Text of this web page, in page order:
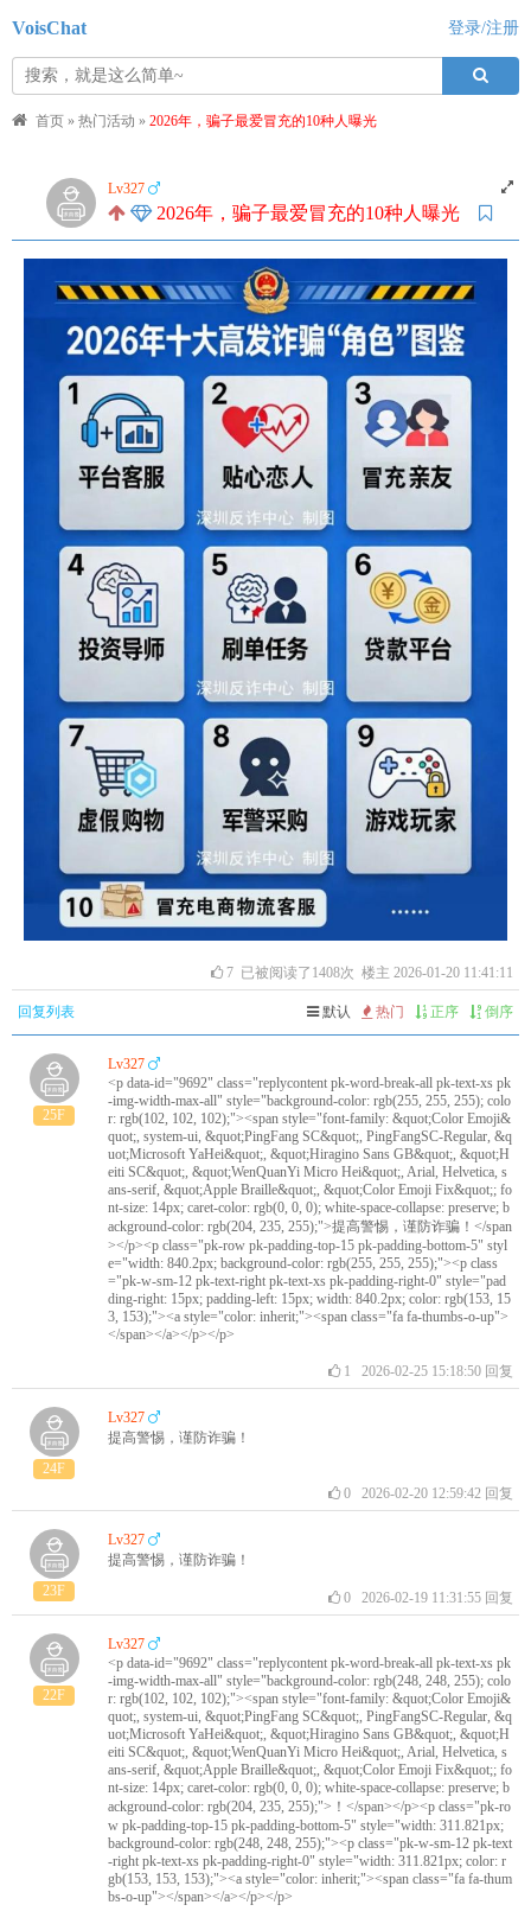
VoisChat 登录/注册
首页 » 热门活动 » 2026年，骗子最爱冒充的10种人曝光
Lv327
2026年，骗子最爱冒充的10种人曝光
7 已被阅读了1408次 楼主 2026-01-20 11:41:11
回复列表 默认 热门 正序 倒序
25F
Lv327
<p data-id="9692" class="replycontent pk-word-break-all pk-text-xs pk
-img-width-max-all" style="background-color: rgb(255, 255, 255); colo
r: rgb(102, 102, 102);"><span style="font-family: &quot;Color Emoji&
quot;, system-ui, &quot;PingFang SC&quot;, PingFangSC-Regular, &q
uot;Microsoft YaHei&quot;, &quot;Hiragino Sans GB&quot;, &quot;H
eiti SC&quot;, &quot;WenQuanYi Micro Hei&quot;, Arial, Helvetica, s
ans-serif, &quot;Apple Braille&quot;, &quot;Color Emoji Fix&quot;; fo
nt-size: 14px; caret-color: rgb(0, 0, 0); white-space-collapse: preserve; b
ackground-color: rgb(204, 235, 255);">提高警惕，谨防诈骗！</span
></p><p class="pk-row pk-padding-top-15 pk-padding-bottom-5" styl
e="width: 840.2px; background-color: rgb(255, 255, 255);"><p class
="pk-w-sm-12 pk-text-right pk-text-xs pk-padding-right-0" style="pad
ding-right: 15px; padding-left: 15px; width: 840.2px; color: rgb(153, 15
3, 153);"><a style="color: inherit;"><span class="fa fa-thumbs-o-up">
</span></a></p></p>
1 2026-02-25 15:18:50 回复
24F
Lv327
提高警惕，谨防诈骗！
02026-02-20 12:59:42 回复
23F
Lv327
提高警惕，谨防诈骗！
02026-02-19 11:31:55 回复
22F
Lv327
<p data-id="9692" class="replycontent pk-word-break-all pk-text-xs pk
-img-width-max-all" style="background-color: rgb(248, 248, 255); colo
r: rgb(102, 102, 102);"><span style="font-family: &quot;Color Emoji&
quot;, system-ui, &quot;PingFang SC&quot;, PingFangSC-Regular, &q
uot;Microsoft YaHei&quot;, &quot;Hiragino Sans GB&quot;, &quot;H
eiti SC&quot;, &quot;WenQuanYi Micro Hei&quot;, Arial, Helvetica, s
ans-serif, &quot;Apple Braille&quot;, &quot;Color Emoji Fix&quot;; fo
nt-size: 14px; caret-color: rgb(0, 0, 0); white-space-collapse: preserve; b
ackground-color: rgb(204, 235, 255);">！</span></p><p class="pk-ro
w pk-padding-top-15 pk-padding-bottom-5" style="width: 311.821px;
background-color: rgb(248, 248, 255);"><p class="pk-w-sm-12 pk-text
-right pk-text-xs pk-padding-right-0" style="width: 311.821px; color: r
gb(153, 153, 153);"><a style="color: inherit;"><span class="fa fa-thum
bs-o-up"></span></a></p></p>